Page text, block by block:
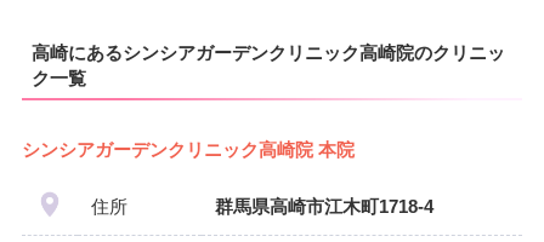
高崎にあるシンシアガーデンクリニック高崎院のクリニッ
ク一覧
シンシアガーデンクリニック高崎院 本院
住所 群馬県高崎市江木町1718-4